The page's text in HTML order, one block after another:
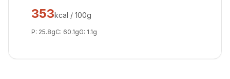
353kcal / 100g
P: 25.8gC: 60.1gG: 1.1g